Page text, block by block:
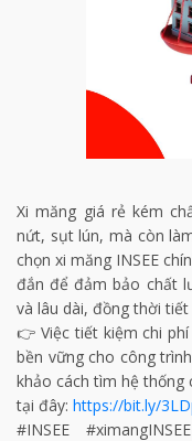
Xi măng giá rẻ kém
nứt, sụt lún, mà còn
chọn xi măng INSEE
đắn để đảm bảo chất
và lâu dài, đồng thời
👉 Việc tiết kiệm chi
bền vững cho công
khảo cách tìm hệ thống
tại đây: https://bit.ly/
#INSEE